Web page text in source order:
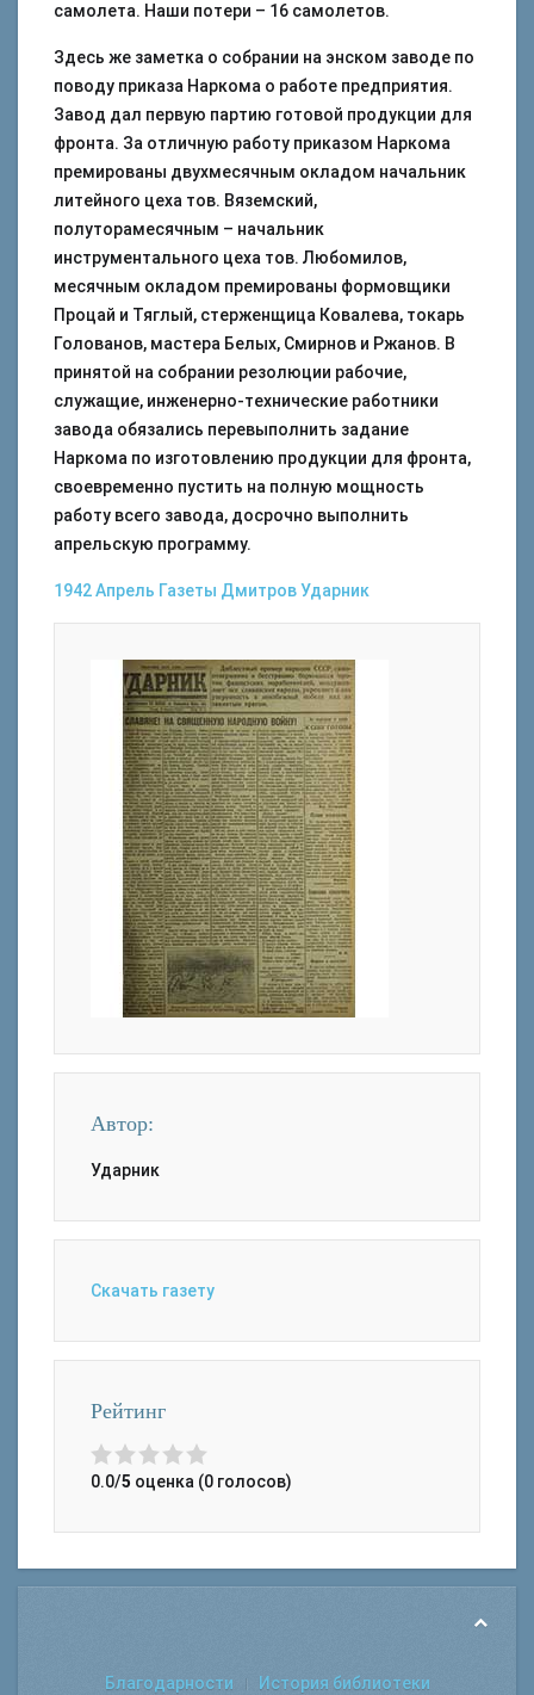
самолета. Наши потери – 16 самолетов.
Здесь же заметка о собрании на энском заводе по
поводу приказа Наркома о работе предприятия.
Завод дал первую партию готовой продукции для
фронта. За отличную работу приказом Наркома
премированы двухмесячным окладом начальник
литейного цеха тов. Вяземский,
полуторамесячным – начальник
инструментального цеха тов. Любомилов,
месячным окладом премированы формовщики
Процай и Тяглый, стерженщица Ковалева, токарь
Голованов, мастера Белых, Смирнов и Ржанов. В
принятой на собрании резолюции рабочие,
служащие, инженерно-технические работники
завода обязались перевыполнить задание
Наркома по изготовлению продукции для фронта,
своевременно пустить на полную мощность
работу всего завода, досрочно выполнить
апрельскую программу.
1942Апрель Газеты ДмитровУдарник
Автор:
Ударник
Скачать газету
Рейтинг
0.0/5 оценка (0 голосов)
Благодарности История библиотеки